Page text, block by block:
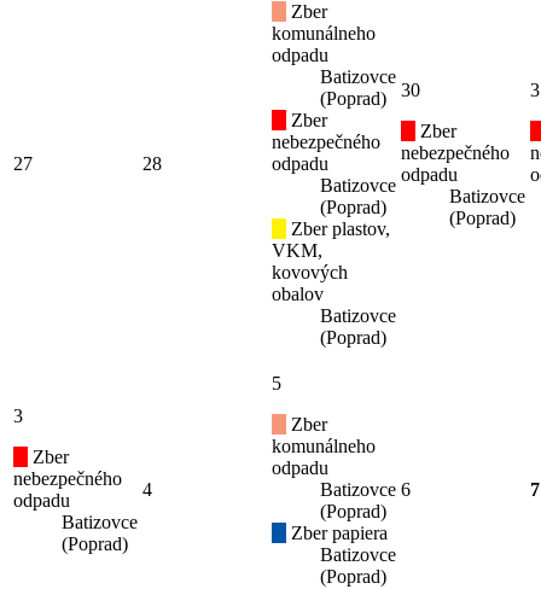
27 28
Zber
komunálneho
odpadu
Batizovce
(Poprad)
Zber
nebezpečného
odpadu
Batizovce
(Poprad)
Zber plastov,
VKM,
kovových
obalov
Batizovce
(Poprad)
30
Zber
nebezpečného
odpadu
Batizovce
(Poprad)
3
Zber
nebezpečného
odpadu
Batizovce
(Poprad)
4
5
Zber
komunálneho
odpadu
Batizovce
(Poprad)
Zber papiera
Batizovce
(Poprad)
6 7